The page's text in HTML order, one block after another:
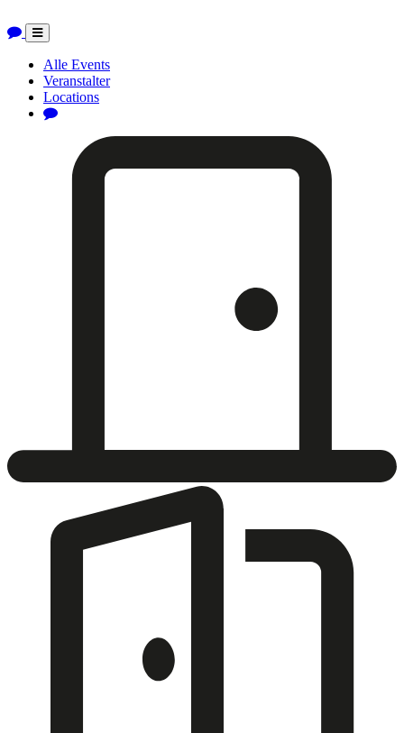
Toggle
navigation
Alle Events
Veranstalter
Locations